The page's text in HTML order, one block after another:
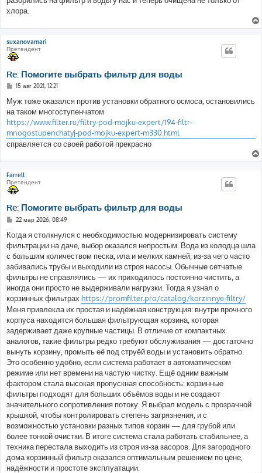
хлора.
suxanovamari
Претендент
Re: Помогите выбрать фильтр для воды
С
о
б
щ
е
н
и
е
15 авг 2021, 12:21
Муж тоже оказался против установки обратного осмоса, остановились
на таком многоступенчатом
https://www.filter.ru/filtry-pod-mojku-expert/194-filtr-
mnogostupenchatyj-pod-mojku-expert-m330.html
справляется со своей работой прекрасно
Farrell
Претендент
Re: Помогите выбрать фильтр для воды
С
о
б
щ
е
н
и
е
22 мар 2026, 08:49
Когда я столкнулся с необходимостью модернизировать систему
фильтрации на даче, выбор оказался непростым. Вода из колодца шла
с большим количеством песка, ила и мелких камней, из-за чего часто
забивались трубы и выходили из строя насосы. Обычные сетчатые
фильтры не справлялись — их приходилось постоянно чистить, а
иногда они просто не выдерживали нагрузки. Тогда я узнал о
корзинных фильтрах https://promfilter.pro/catalog/korzinnye-filtry/
Меня привлекла их простая и надёжная конструкция: внутри прочного
корпуса находится большая фильтрующая корзина, которая
задерживает даже крупные частицы. В отличие от компактных
аналогов, такие фильтры редко требуют обслуживания — достаточно
вынуть корзину, промыть её под струёй воды и установить обратно.
Это особенно удобно, если система работает в автоматическом
режиме или нет времени на частую чистку. Ещё одним важным
фактором стала высокая пропускная способность: корзинные
фильтры подходят для больших объёмов воды и не создают
значительного сопротивления потоку. Я выбрал модель с прозрачной
крышкой, чтобы контролировать степень загрязнения, и с
возможностью установки разных типов корзин — для грубой или
более тонкой очистки. В итоге система стала работать стабильнее, а
техника перестала выходить из строя из-за засоров. Для загородного
дома корзинный фильтр оказался оптимальным решением по цене,
надёжности и простоте эксплуатации.